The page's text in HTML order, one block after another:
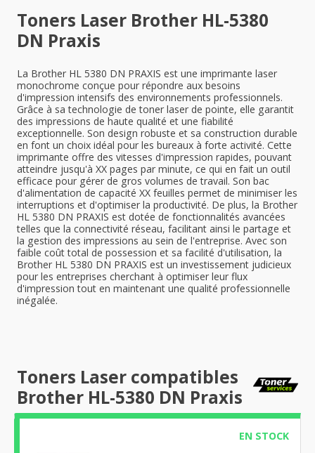
Toners Laser Brother HL-5380
DN Praxis
La Brother HL 5380 DN PRAXIS est une imprimante laser
monochrome conçue pour répondre aux besoins
d'impression intensifs des environnements professionnels.
Grâce à sa technologie de toner laser de pointe, elle garantit
des impressions de haute qualité et une fiabilité
exceptionnelle. Son design robuste et sa construction durable
en font un choix idéal pour les bureaux à forte activité. Cette
imprimante offre des vitesses d'impression rapides, pouvant
atteindre jusqu'à XX pages par minute, ce qui en fait un outil
efficace pour gérer de gros volumes de travail. Son bac
d'alimentation de capacité XX feuilles permet de minimiser les
interruptions et d'optimiser la productivité. De plus, la Brother
HL 5380 DN PRAXIS est dotée de fonctionnalités avancées
telles que la connectivité réseau, facilitant ainsi le partage et
la gestion des impressions au sein de l'entreprise. Avec son
faible coût total de possession et sa facilité d'utilisation, la
Brother HL 5380 DN PRAXIS est un investissement judicieux
pour les entreprises cherchant à optimiser leur flux
d'impression tout en maintenant une qualité professionnelle
inégalée.
Toners Laser compatibles
Brother HL-5380 DN Praxis
EN STOCK